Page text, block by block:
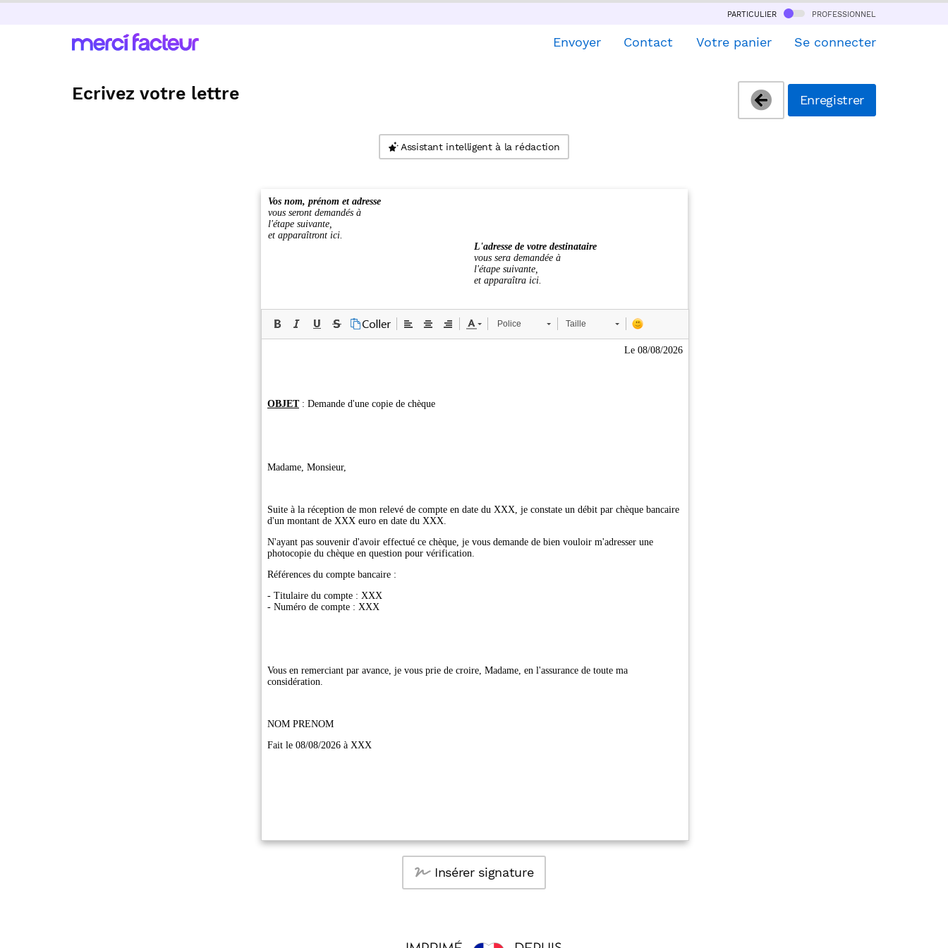
particulier professionnel
Envoyer Contact Votre panier Se connecter
Ecrivez votre lettre Enregistrer
Assistant intelligent à la rédaction
Vos nom, prénom et adresse
vous seront demandés à
l'étape suivante,
et apparaîtront ici.
L'adresse de votre destinataire
vous sera demandée à
l'étape suivante,
et apparaîtra ici.
Police Taille
Insérer signature